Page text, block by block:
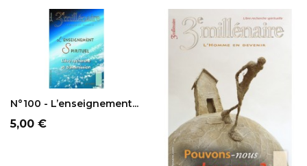
AJOUTER AU
PANIER
N°100 - L’enseignement...
Prix
5,00 €